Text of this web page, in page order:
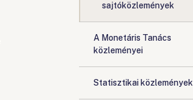
sajtóközlemények
A Monetáris Tanács
közleményei
Statisztikai közlemények